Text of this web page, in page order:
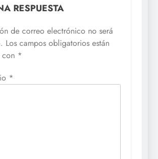
RESPUESTA
de correo electrónico no será
Los campos obligatorios están
con *
*